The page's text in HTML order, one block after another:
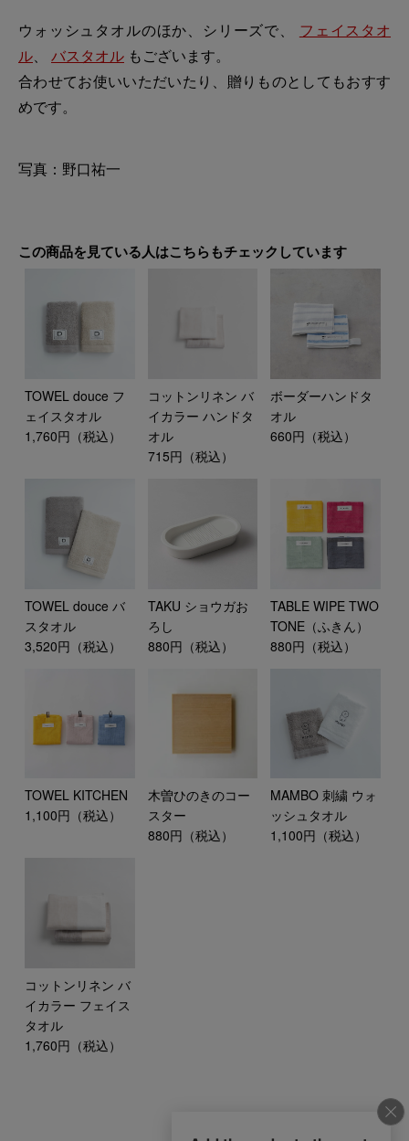
ウォッシュタオルのほか、シリーズで、 フェイスタオ
ル、 バスタオル もございます。
合わせてお使いいただいたり、贈りものとしてもおすす
めです。
写真：野口祐一
この商品を見ている人はこちらもチェックしています
TOWEL douce フ
ェイスタオル
1,760円（税込）
コットンリネン バ
イカラー ハンドタ
オル
715円（税込）
ボーダーハンドタ
オル
660円（税込）
TOWEL douce バ
スタオル
3,520円（税込）
TAKU ショウガお
ろし
880円（税込）
TABLE WIPE TWO
TONE（ふきん）
880円（税込）
TOWEL KITCHEN
1,100円（税込）
木曽ひのきのコー
スター
880円（税込）
MAMBO 刺繍 ウォ
ッシュタオル
1,100円（税込）
コットンリネン バ
イカラー フェイス
タオル
1,760円（税込）